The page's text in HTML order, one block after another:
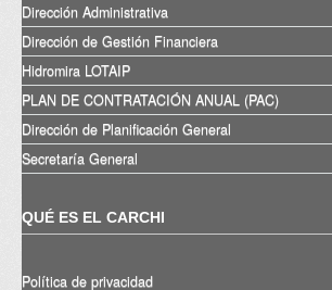
Dirección Administrativa
Dirección de Gestión Financiera
Hidromira LOTAIP
PLAN DE CONTRATACIÓN ANUAL (PAC)
Dirección de Planificación General
Secretaría General
QUÉ ES EL CARCHI
Política de privacidad